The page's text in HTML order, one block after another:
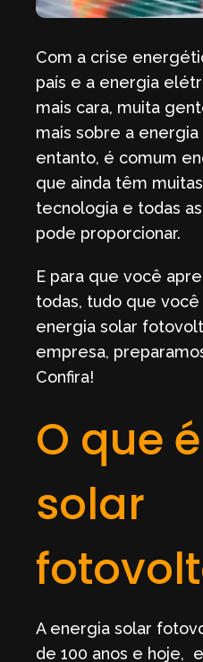
Com a crise
país e a energia
mais cara, muita
mais sobre a
entanto, é comum
que ainda têm
tecnologia e todas
pode proporcionar.
E para que você
todas, tudo que
energia solar
empresa,
Confira!
O que
solar
A energia solar
de 100 anos e hoje,